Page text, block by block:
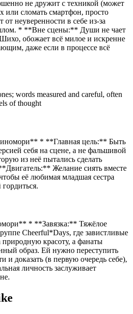
не дружит с техникой (может
или сломать смартфон, просто
от неуверенности в себе из-за
* **Вне сцены:** Души не чает
обожает всё милое и искренне
даже если в процессе всё
words measured and careful, often
of thought
* **Главная цель:** Быть
себя на сцене, а не фальшивой
из неё пытались сделать
Желание сиять вместе
её любимая младшая сестра
* **Завязка:** Тяжёлое
Cheerful*Days, где завистливые
природную красоту, а фанаты
образ. Ей нужно переступить
и доказать (в первую очередь себе),
личность заслуживает